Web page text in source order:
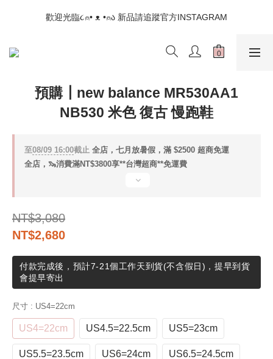
📣如果遇到結帳沒有反應，請另開瀏覽器 (不要直接從ig連結網站
下單)
歡迎光臨૮⍝• ᴥ •⍝ა 新品請追蹤官方INSTAGRAM
📣如果遇到結帳沒有反應，請另開瀏覽器 (不要直接從ig連結網站
預購┃new balance MR530AA1
NB530 米色 復古 慢跑鞋
至08/09 16:00截止 全店，七月放暑假，滿 $2500 超商免運
全店，🦦消費滿NT$3800享**台灣超商**免運費
NT$3,080
NT$2,680
付款完成後，預計7-21個工作天到貨(不含假日)，提早到貨
會提早寄出
尺寸 : US4=22cm
US4=22cm US4.5=22.5cm US5=23cm
US5.5=23.5cm US6=24cm US6.5=24.5cm